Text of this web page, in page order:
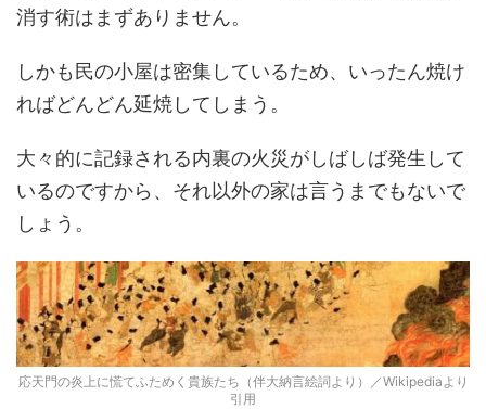
消す術はまずありません。
しかも民の小屋は密集しているため、いったん焼け
ればどんどん延焼してしまう。
大々的に記録される内裏の火災がしばしば発生して
いるのですから、それ以外の家は言うまでもないで
しょう。
応天門の炎上に慌てふためく貴族たち（伴大納言絵詞より）／Wikipediaより
引用